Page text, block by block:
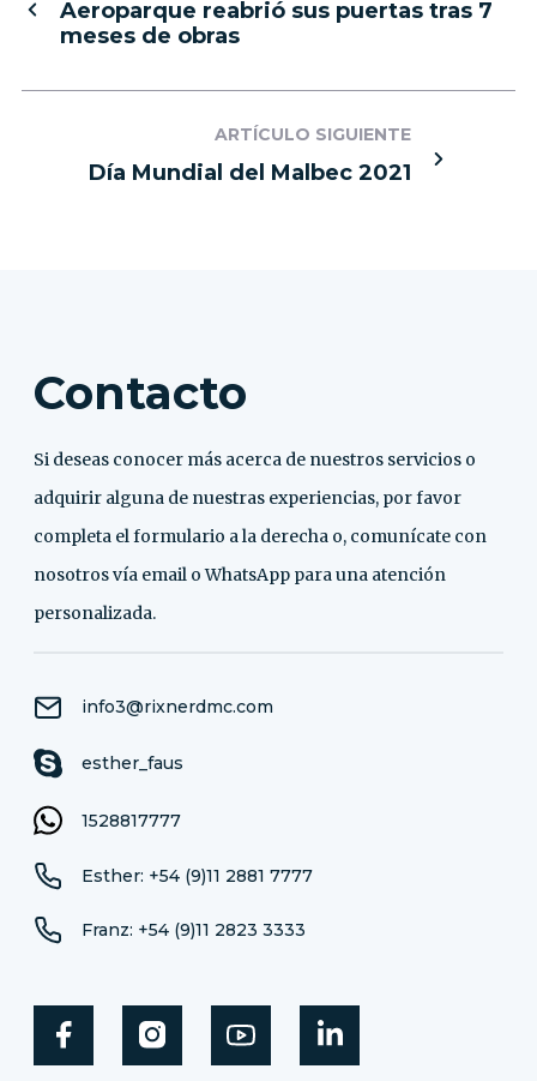
Aeroparque reabrió sus puertas tras 7
meses de obras
ARTÍCULO SIGUIENTE
Día Mundial del Malbec 2021
Contacto
Si deseas conocer más acerca de nuestros servicios o
adquirir alguna de nuestras experiencias, por favor
completa el formulario a la derecha o, comunícate con
nosotros vía email o WhatsApp para una atención
personalizada.
info3@rixnerdmc.com
esther_faus
1528817777
Esther: +54 (9)11 2881 7777
Franz: +54 (9)11 2823 3333